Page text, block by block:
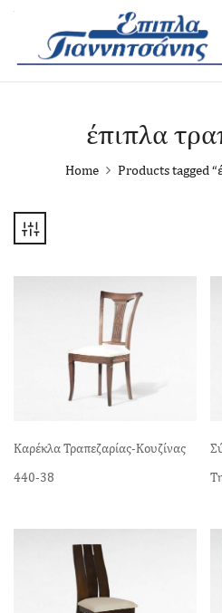
έπιπλα
Home Products tagged
Καρέκλα Τραπεζαρίας-Κουζίνας
440-38